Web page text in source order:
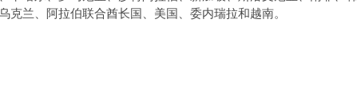
克兰、阿拉伯联合酋长国、美国、委内瑞拉和越南。